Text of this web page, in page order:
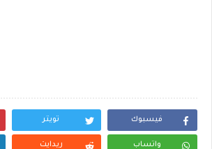
فيسبوك تويتر
واتساب ريدايت